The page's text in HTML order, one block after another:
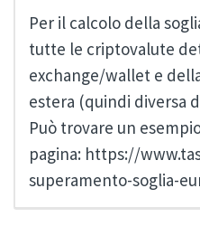
Per il calcolo della
tutte le criptovalute
exchange/wallet e
estera (quindi diversa
Può trovare un
pagina: https://
superamento-soglia-